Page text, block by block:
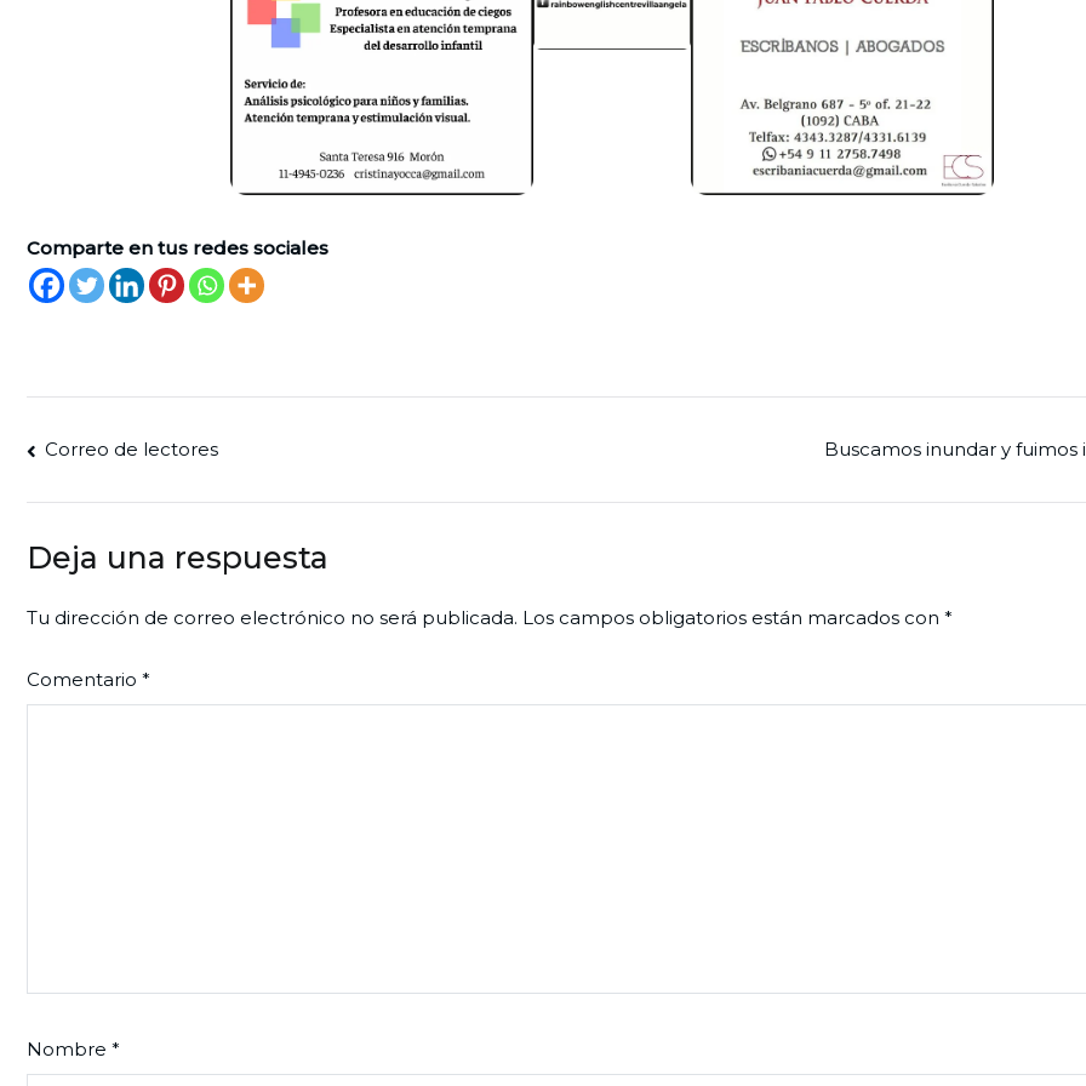
Comparte en tus redes sociales
Navegación
de
entradas
Correo de lectores Buscamos inundar y fuimos
Deja una respuesta
Tu dirección de correo electrónico no será publicada. Los campos obligatorios están marcados con *
Comentario *
Nombre *